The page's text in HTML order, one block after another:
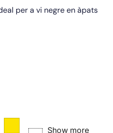
per a vi negre en àpats
Show more